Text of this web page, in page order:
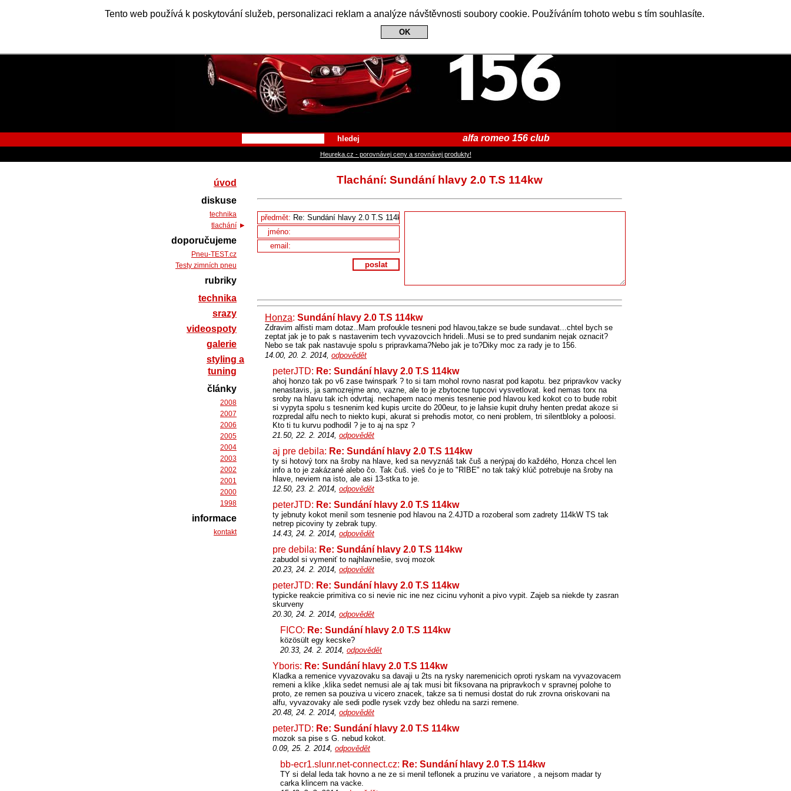
Tento web používá k poskytování služeb, personalizaci reklam a analýze návštěvnosti soubory cookie. Používáním tohoto webu s tím souhlasíte.
OK
Alfa Romeo 156 Club
hledej alfa romeo 156 club
Heureka.cz - porovnávej ceny a srovnávej produkty!
Tlachání: Sundání hlavy 2.0 T.S 114kw
předmět:
jméno:
email:
poslat
Honza: Sundání hlavy 2.0 T.S 114kw
Zdravim alfisti mam dotaz..Mam profoukle tesneni pod hlavou,takze se bude sundavat...chtel bych se
zeptat jak je to pak s nastavenim tech vyvazovcich hrideli..Musi se to pred sundanim nejak oznacit?
Nebo se tak pak nastavuje spolu s pripravkama?Nebo jak je to?Diky moc za rady je to 156.
14.00, 20. 2. 2014, odpovědět
peterJTD: Re: Sundání hlavy 2.0 T.S 114kw
ahoj honzo tak po v6 zase twinspark ? to si tam mohol rovno nasrat pod kapotu. bez pripravkov vacky
nenastavis, ja samozrejme ano, vazne, ale to je zbytocne tupcovi vysvetlovat. ked nemas torx na
sroby na hlavu tak ich odvrtaj. nechapem naco menis tesnenie pod hlavou ked kokot co to bude robit
si vypyta spolu s tesnenim ked kupis urcite do 200eur, to je lahsie kupit druhy henten predat akoze si
rozpredal alfu nech to niekto kupi, akurat si prehodis motor, co neni problem, tri silentbloky a poloosi.
Kto ti tu kurvu podhodil ? je to aj na spz ?
21.50, 22. 2. 2014, odpovědět
aj pre debila: Re: Sundání hlavy 2.0 T.S 114kw
ty si hotový torx na šroby na hlave, ked sa nevyznáš tak čuš a nerýpaj do každého, Honza chcel len
info a to je zakázané alebo čo. Tak čuš. vieš čo je to "RIBE" no tak taký klúč potrebuje na šroby na
hlave, neviem na isto, ale asi 13-stka to je.
12.50, 23. 2. 2014, odpovědět
peterJTD: Re: Sundání hlavy 2.0 T.S 114kw
ty jebnuty kokot menil som tesnenie pod hlavou na 2.4JTD a rozoberal som zadrety 114kW TS tak
netrep picoviny ty zebrak tupy.
14.43, 24. 2. 2014, odpovědět
pre debila: Re: Sundání hlavy 2.0 T.S 114kw
zabudol si vymeniť to najhlavnešie, svoj mozok
20.23, 24. 2. 2014, odpovědět
peterJTD: Re: Sundání hlavy 2.0 T.S 114kw
typicke reakcie primitiva co si nevie nic ine nez cicinu vyhonit a pivo vypit. Zajeb sa niekde ty zasran
skurveny
20.30, 24. 2. 2014, odpovědět
FICO: Re: Sundání hlavy 2.0 T.S 114kw
közösült egy kecske?
20.33, 24. 2. 2014, odpovědět
Yboris: Re: Sundání hlavy 2.0 T.S 114kw
Kladka a remenice vyvazovaku sa davaji u 2ts na rysky naremenicich oproti ryskam na vyvazovacem
remeni a klike ,klika sedet nemusi ale aj tak musi bit fiksovana na pripravkoch v spravnej polohe to
proto, ze remen sa pouziva u vicero znacek, takze sa ti nemusi dostat do ruk zrovna oriskovani na
alfu, vyvazovaky ale sedi podle rysek vzdy bez ohledu na sarzi remene.
20.48, 24. 2. 2014, odpovědět
peterJTD: Re: Sundání hlavy 2.0 T.S 114kw
mozok sa pise s G. nebud kokot.
0.09, 25. 2. 2014, odpovědět
bb-ecr1.slunr.net-connect.cz: Re: Sundání hlavy 2.0 T.S 114kw
TY si delal leda tak hovno a ne ze si menil teflonek a pruzinu ve variatore , a nejsom madar ty
carka klincem na vacke.
úvod
diskuse
technika
tlachání
doporučujeme
Pneu-TEST.cz
Testy zimních pneu
rubriky
technika
srazy
videospoty
galerie
styling a
tuning
články
2008
2007
2006
2005
2004
2003
2002
2001
2000
1998
informace
kontakt